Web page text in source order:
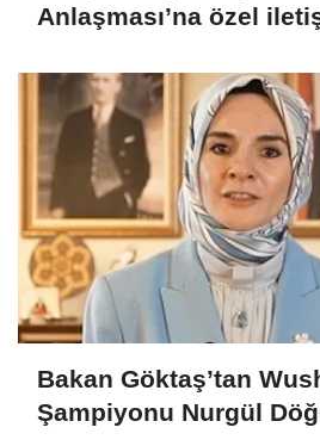
Anlaşması’na özel
Bakan Göktaş’tan
Şampiyonu Nurgül